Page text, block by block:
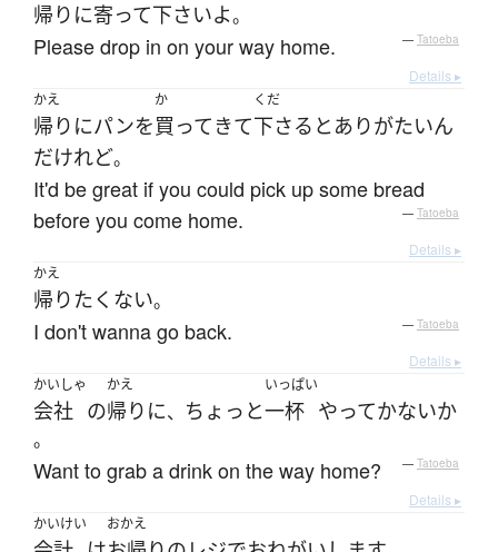
帰り に寄って下さいよ。
Please drop in on your way home. — Tatoeba
Details ▸
かえ
帰り にパンを
か
買って きて
くだ
下さる とありがたいん
だけれど。
It'd be great if you could pick up some bread
before you come home.
— Tatoeba
Details ▸
かえ
帰りたくない。
I don't wanna go back. — Tatoeba
Details ▸
かいしゃ
会社 の
かえ
帰り に、 ちょっと
いっぱい
一杯 やってかないか
。
Want to grab a drink on the way home? — Tatoeba
Details ▸
かいけい
おかえ